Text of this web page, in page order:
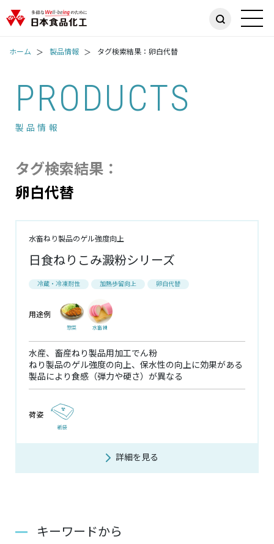
ホーム 製品情報 タグ検索結果：卵白代替
PRODUCTS
製品情報
タグ検索結果：
卵白代替
水畜ねり製品のゲル強度向上
日食ねりこみ澱粉シリーズ
冷蔵・冷凍耐性 加熱歩留向上 卵白代替
用途例
惣菜 水畜練
水産、畜産ねり製品用加工でん粉
ねり製品のゲル強度の向上、保水性の向上に効果がある
製品により食感（弾力や硬さ）が異なる
荷姿
紙袋
詳細を見る
キーワードから